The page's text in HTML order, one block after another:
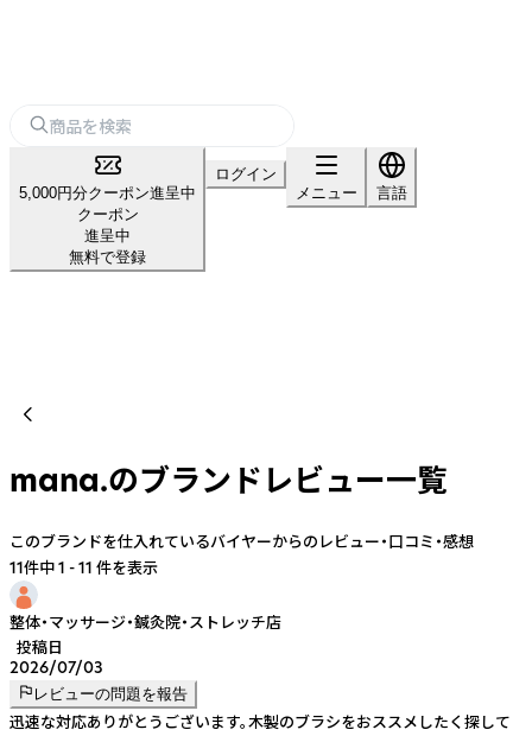
5,000円分クーポン進呈中
クーポン
進呈中
無料で登録
ログイン
メニュー
言語
mana.のブランドレビュー一覧
このブランドを仕入れているバイヤーからのレビュー・口コミ・感想
11件中 1 - 11 件を表示
整体・マッサージ・鍼灸院・ストレッチ店
投稿日
2026/07/03
レビューの問題を報告
迅速な対応ありがとうございます。木製のブラシをおススメしたく探して